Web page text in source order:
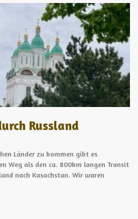
Russland
Länder zu kommen gibt es
Weg als den ca. 800km langen Transit
nach Kasachstan. Wir waren